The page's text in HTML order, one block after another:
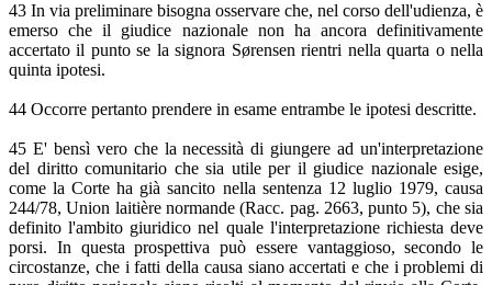
43 In via preliminare bisogna osservare che, nel corso dell'udienza, è
emerso che il giudice nazionale non ha ancora definitivamente
accertato il punto se la signora Sørensen rientri nella quarta o nella
quinta ipotesi.
44 Occorre pertanto prendere in esame entrambe le ipotesi descritte.
45 E' bensì vero che la necessità di giungere ad un'interpretazione
del diritto comunitario che sia utile per il giudice nazionale esige,
come la Corte ha già sancito nella sentenza 12 luglio 1979, causa
244/78, Union laitière normande (Racc. pag. 2663, punto 5), che sia
definito l'ambito giuridico nel quale l'interpretazione richiesta deve
porsi. In questa prospettiva può essere vantaggioso, secondo le
circostanze, che i fatti della causa siano accertati e che i problemi di